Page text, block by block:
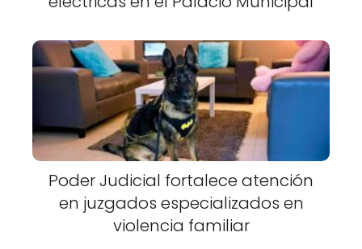
Poder Judicial fortalece atención
en juzgados especializados en
violencia familiar